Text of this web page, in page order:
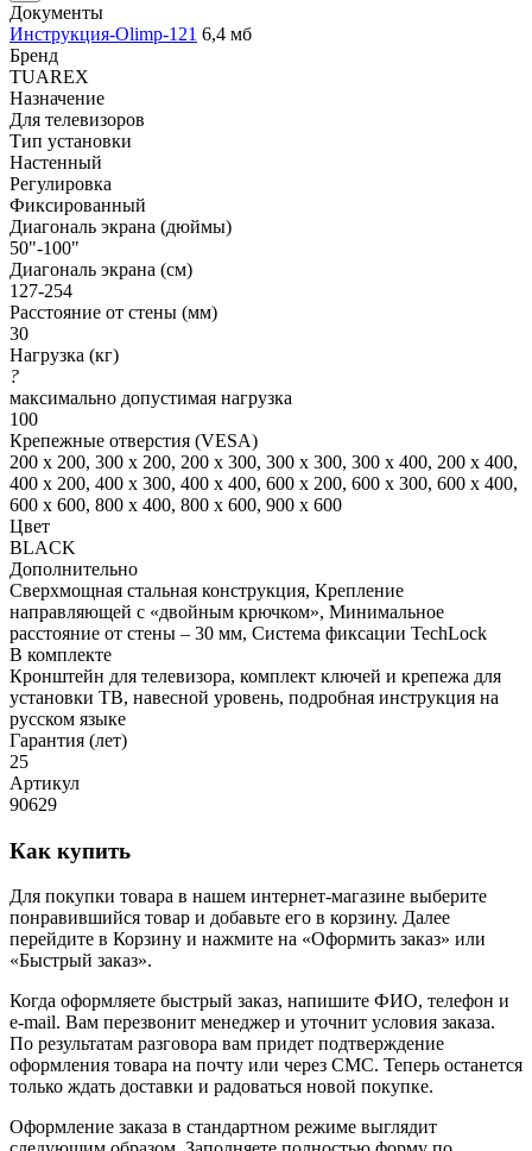
Документы
Инструкция-Olimp-121 6,4 мб
Бренд
TUAREX
Назначение
Для телевизоров
Тип установки
Настенный
Регулировка
Фиксированный
Диагональ экрана (дюймы)
50"-100"
Диагональ экрана (см)
127-254
Расстояние от стены (мм)
30
Нагрузка (кг)
?
максимально допустимая нагрузка
100
Крепежные отверстия (VESA)
200 x 200, 300 x 200, 200 x 300, 300 x 300, 300 x 400, 200 x 400,
400 x 200, 400 x 300, 400 x 400, 600 x 200, 600 x 300, 600 x 400,
600 x 600, 800 x 400, 800 x 600, 900 x 600
Цвет
BLACK
Дополнительно
Сверхмощная стальная конструкция, Крепление
направляющей с «двойным крючком», Минимальное
расстояние от стены – 30 мм, Система фиксации TechLock
В комплекте
Кронштейн для телевизора, комплект ключей и крепежа для
установки ТВ, навесной уровень, подробная инструкция на
русском языке
Гарантия (лет)
25
Артикул
90629
Как купить
Для покупки товара в нашем интернет-магазине выберите
понравившийся товар и добавьте его в корзину. Далее
перейдите в Корзину и нажмите на «Оформить заказ» или
«Быстрый заказ».
Когда оформляете быстрый заказ, напишите ФИО, телефон и
e-mail. Вам перезвонит менеджер и уточнит условия заказа.
По результатам разговора вам придет подтверждение
оформления товара на почту или через СМС. Теперь останется
только ждать доставки и радоваться новой покупке.
Оформление заказа в стандартном режиме выглядит